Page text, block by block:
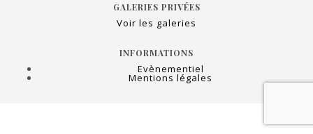
GALERIES PRIVÉES
Voir les galeries
INFORMATIONS
Evènementiel
Mentions légales